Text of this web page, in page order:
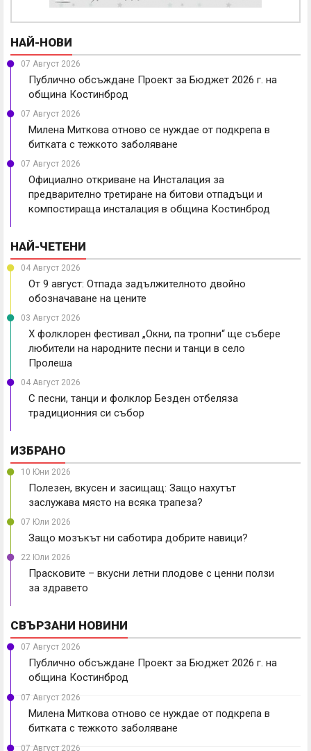
НАЙ-НОВИ
07 Август 2026
Публично обсъждане Проект за Бюджет 2026 г. на
община Костинброд
07 Август 2026
Милена Миткова отново се нуждае от подкрепа в
битката с тежкото заболяване
07 Август 2026
Официално откриване на Инсталация за
предварително третиране на битови отпадъци и
компостираща инсталация в община Костинброд
НАЙ-ЧЕТЕНИ
04 Август 2026
От 9 август: Отпада задължителното двойно
обозначаване на цените
03 Август 2026
X фолклорен фестивал „Окни, па тропни“ ще събере
любители на народните песни и танци в село
Пролеша
04 Август 2026
С песни, танци и фолклор Безден отбеляза
традиционния си събор
ИЗБРАНО
10 Юни 2026
Полезен, вкусен и засищащ: Защо нахутът
заслужава място на всяка трапеза?
07 Юли 2026
Защо мозъкът ни саботира добрите навици?
22 Юли 2026
Прасковите – вкусни летни плодове с ценни ползи
за здравето
СВЪРЗАНИ НОВИНИ
07 Август 2026
Публично обсъждане Проект за Бюджет 2026 г. на
община Костинброд
07 Август 2026
Милена Миткова отново се нуждае от подкрепа в
битката с тежкото заболяване
07 Август 2026